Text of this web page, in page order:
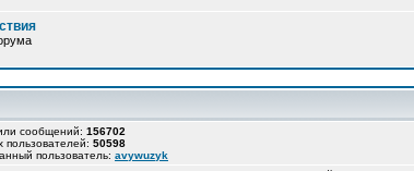
сообщений: 156702
пользователей: 50598
пользователь: avywuzyk